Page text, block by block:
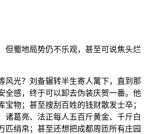
但蜀地局势仍不乐观，甚至可说焦头烂
风光？刘备辗转半生寄人篱下，直到那
全感，终于可以卸去伪装庆贺一番。他
宝物；甚至搜刮百姓的钱财散发士卒；
诸葛亮、法正每人五百斤黄金、千斤白
匹绢帛；甚至还想把成都周匝所有庄园